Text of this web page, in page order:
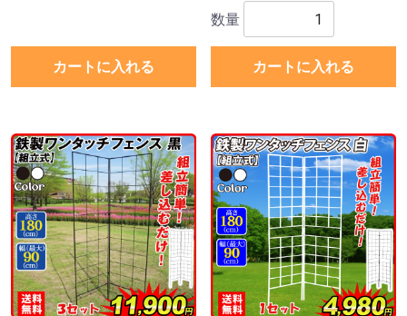
カートに入れる
数量
カートに入れる